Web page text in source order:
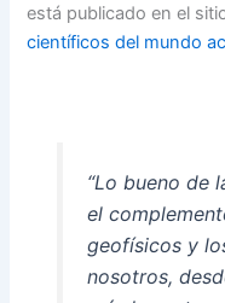
está publicado en el
científicos del mundo
“Lo bueno de
el
geofísicos y
nosotros,